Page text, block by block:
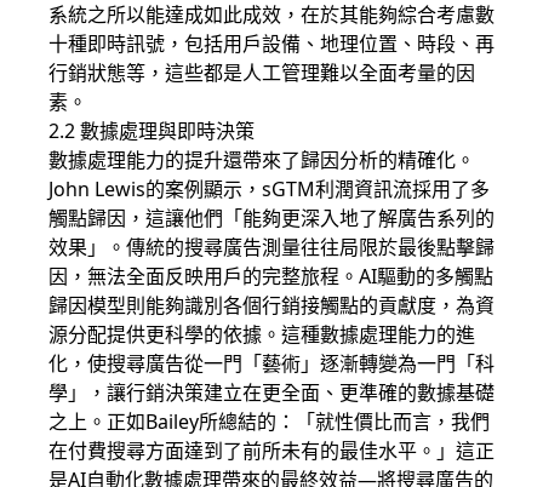
系統之所以能達成如此成效，在於其能夠綜合考慮數
十種即時訊號，包括用戶設備、地理位置、時段、再
行銷狀態等，這些都是人工管理難以全面考量的因
素。
2.2 數據處理與即時決策
數據處理能力的提升還帶來了歸因分析的精確化。
John Lewis的案例顯示，sGTM利潤資訊流採用了多
觸點歸因，這讓他們「能夠更深入地了解廣告系列的
效果」。傳統的搜尋廣告測量往往局限於最後點擊歸
因，無法全面反映用戶的完整旅程。AI驅動的多觸點
歸因模型則能夠識別各個行銷接觸點的貢獻度，為資
源分配提供更科學的依據。這種數據處理能力的進
化，使搜尋廣告從一門「藝術」逐漸轉變為一門「科
學」，讓行銷決策建立在更全面、更準確的數據基礎
之上。正如Bailey所總結的：「就性價比而言，我們
在付費搜尋方面達到了前所未有的最佳水平。」這正
是AI自動化數據處理帶來的最終效益—將搜尋廣告的